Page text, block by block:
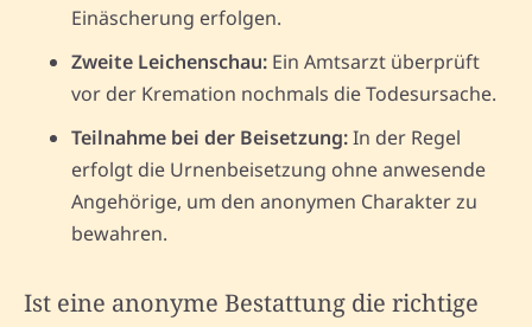
Einäscherung erfolgen.
Zweite Leichenschau: Ein Amtsarzt überprüft
vor der Kremation nochmals die Todesursache.
Teilnahme bei der Beisetzung:In der Regel
erfolgt die Urnenbeisetzung ohne anwesende
Angehörige, um den anonymen Charakter zu
bewahren.
Ist eine anonyme Bestattung die richtige